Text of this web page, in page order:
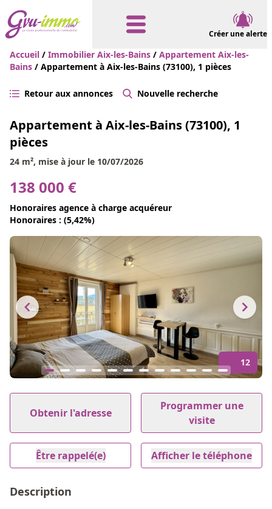
Créer une alerte
Accueil / Immobilier Aix-les-Bains / Appartement Aix-les-
Bains / Appartement à Aix-les-Bains (73100), 1 pièces
Retour aux annonces Nouvelle recherche
Appartement à Aix-les-Bains (73100), 1
pièces
24 m², mise à jour le 10/07/2026
138 000 €
Honoraires agence à charge acquéreur
Honoraires : (5,42%)
12
1
12
Obtenir l'adresse
Programmer une
visite
Être rappelé(e) Afficher le téléphone
Description